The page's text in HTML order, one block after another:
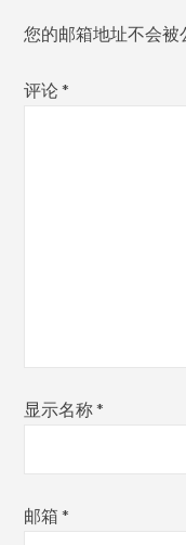
您的邮箱地址不会被
评论*
显示名称*
邮箱*